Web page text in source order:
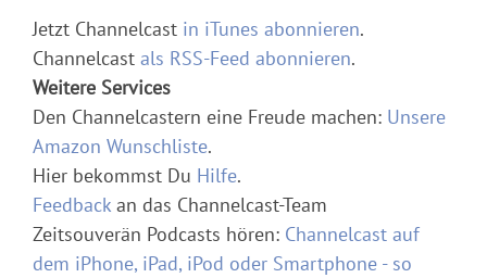
Jetzt Channelcast in iTunes abonnieren.
Channelcast als RSS-Feed abonnieren.
Weitere Services
Den Channelcastern eine Freude machen: Unsere
Amazon Wunschliste.
Hier bekommst Du Hilfe.
Feedback an das Channelcast-Team
Zeitsouverän Podcasts hören: Channelcast auf
dem iPhone, iPad, iPod oder Smartphone - so